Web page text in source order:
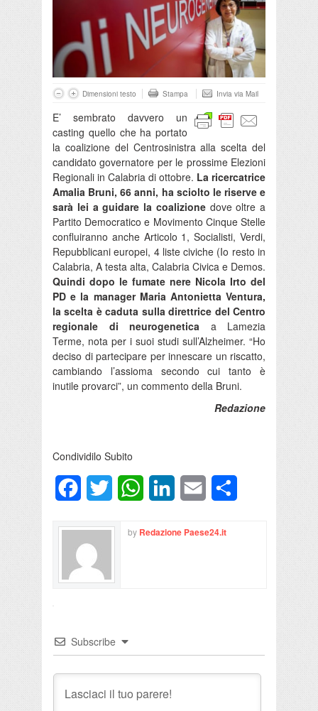
Dimensioni testo Stampa Invia via Mail
E’ sembrato davvero un
casting quello che ha portato
la coalizione del Centrosinistra alla scelta del
candidato governatore per le prossime Elezioni
Regionali in Calabria di ottobre. La ricercatrice
Amalia Bruni, 66 anni, ha sciolto le riserve e
sarà lei a guidare la coalizionedove oltre a
Partito Democratico e Movimento Cinque Stelle
confluiranno anche Articolo 1, Socialisti, Verdi,
Repubblicani europei, 4 liste civiche (Io resto in
Calabria, A testa alta, Calabria Civica e Demos.
Quindi dopo le fumate nere Nicola Irto del
PD e la manager Maria Antonietta Ventura,
la scelta è caduta sulla direttrice del Centro
regionale di neurogenetica a Lamezia
Terme, nota per i suoi studi sull’Alzheimer. “Ho
deciso di partecipare per innescare un riscatto,
cambiando l’assioma secondo cui tanto è
inutile provarci”, un commento della Bruni.
Redazione
Condividilo Subito
FacebookTwitter WhatsAppLinkedInEmail
by Redazione Paese24.it
Subscribe